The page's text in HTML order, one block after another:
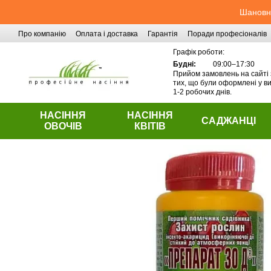
Про компанію Оплата і доставка Гарантія
Поради професіоналів
Графік роботи:
Будні:
09:00–17:30
Прийом замовлень на
тих, що були оформлені у
1-2 робочих днів.
НАСІННЯ
ОВОЧІВ
НАСІННЯ
КВІТІВ
САДЖАНЦІ